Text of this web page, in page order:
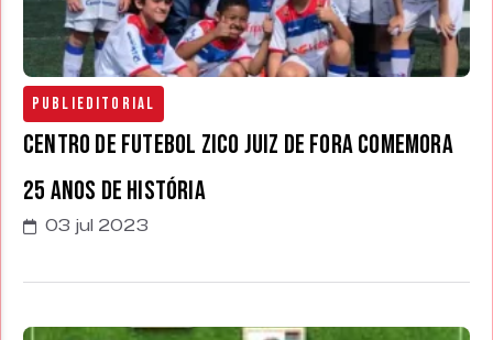
Publieditorial
Centro de Futebol Zico Juiz de Fora comemora
25 anos de história
03 jul 2023